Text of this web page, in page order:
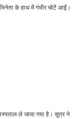
के हाथ में गंभीर चोटें आईं।
ले जाया गया है। सूत्र ने